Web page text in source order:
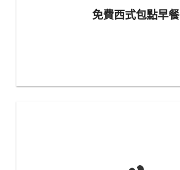
免費西式包點早餐